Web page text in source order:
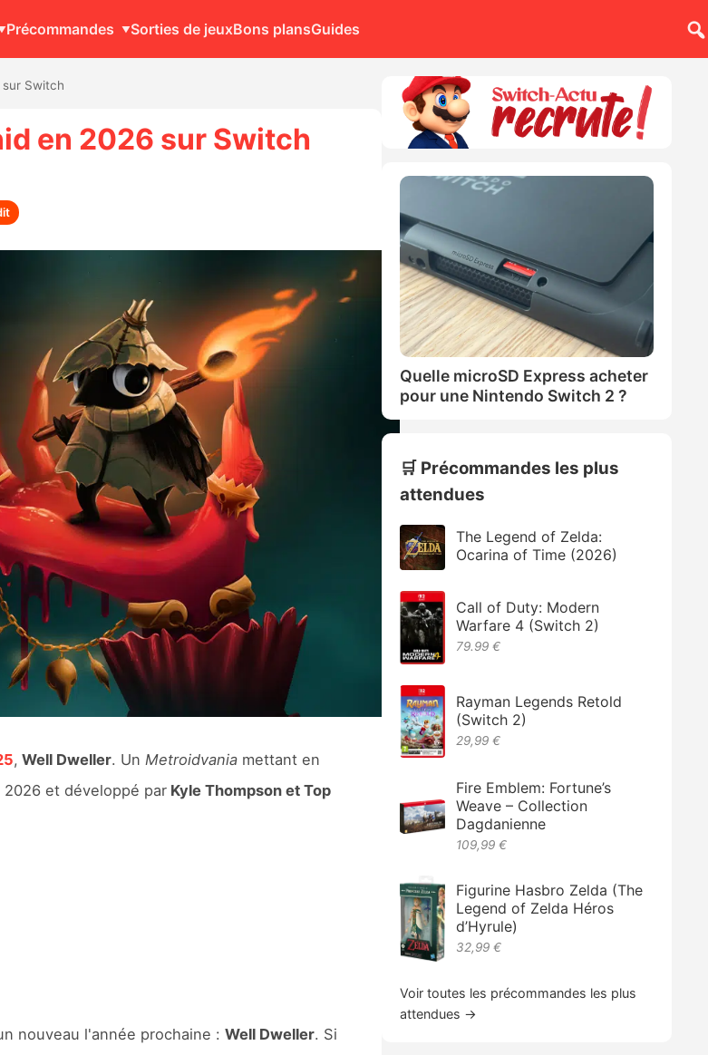
Précommandes Sorties de jeuxBons plansGuides
sur Switch
en 2026 sur Switch
, Well Dweller. Un Metroidvaniamettant en
et développé parKyle Thompson et Top
nouveau l'année prochaine : Well Dweller. Si
Quelle microSD Express acheter
pour une Nintendo Switch 2 ?
🛒 Précommandes les plus
attendues
The Legend of Zelda:
Ocarina of Time (2026)
Call of Duty: Modern
Warfare 4 (Switch 2)
79.99 €
Rayman Legends Retold
(Switch 2)
29,99 €
Fire Emblem: Fortune’s
Weave – Collection
Dagdanienne
109,99 €
Figurine Hasbro Zelda (The
Legend of Zelda Héros
d’Hyrule)
32,99 €
Voir toutes les précommandes les plus
attendues →